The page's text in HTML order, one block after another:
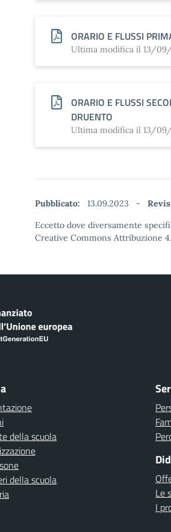
ORARIO E FLUSSI
Ultima modifica il 13/09/
ORARIO E FLUSSI
DRUENTO
Ultima modifica il 13/09/
Pubblicato: 13.09.2023 -
Eccetto dove diversamente
Creative Commons Attribuzione
della scuola
della scuola
Le
I